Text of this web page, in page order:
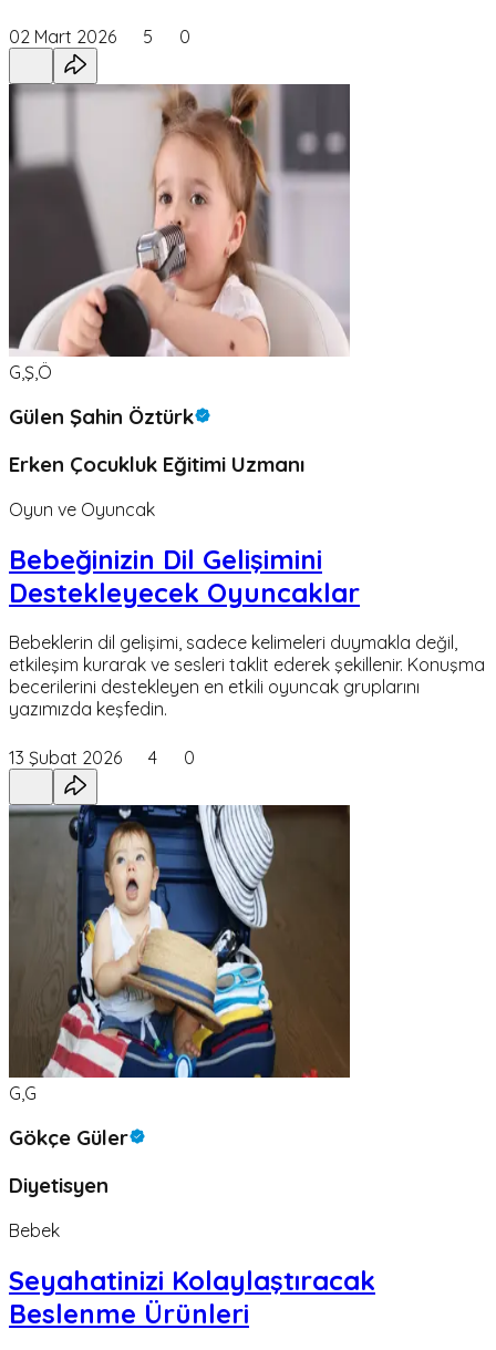
02 Mart 2026 5 0
G,Ş,Ö
Gülen Şahin Öztürk
Erken Çocukluk Eğitimi Uzmanı
Oyun ve Oyuncak
Bebeğinizin Dil Gelişimini
Destekleyecek Oyuncaklar
Bebeklerin dil gelişimi, sadece kelimeleri duymakla değil,
etkileşim kurarak ve sesleri taklit ederek şekillenir. Konuşma
becerilerini destekleyen en etkili oyuncak gruplarını
yazımızda keşfedin.
13 Şubat 2026 4 0
G,G
Gökçe Güler
Diyetisyen
Bebek
Seyahatinizi Kolaylaştıracak
Beslenme Ürünleri